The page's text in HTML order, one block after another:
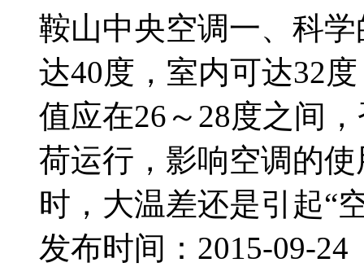
鞍山中央空调一、科
达40度，室内可达32
值应在26～28度之间
荷运行，影响空调的
时，大温差还是引起“
发布时间：2015-09-